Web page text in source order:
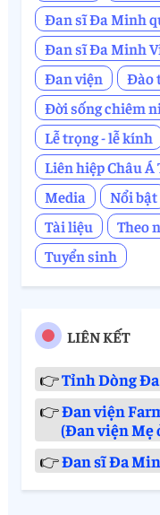
Đan sĩ Đa Minh
Đan sĩ Đa Minh
Đan viện
Đào
Đời sống chiêm
Lễ trọng - lễ kính
Liên hiệp Châu Á
Media
Nổi bật
Tài liệu
Theo
Tuyển sinh
LIÊN KẾT
👉Tỉnh Dòng
👉Đan viện
(Đan viện Mẹ
👉Đan sĩ Đa